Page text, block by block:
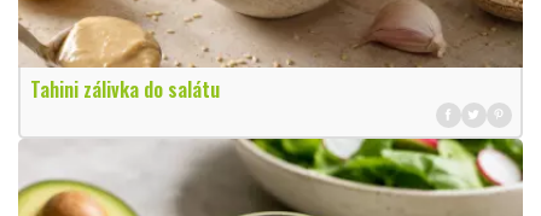
Tahini zálivka do salátu